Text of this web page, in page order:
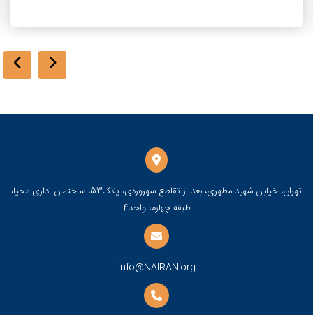
تهران، خیابان شهید مطهری، بعد از تقاطع سهروردی، پلاک53، ساختمان اداری محیا،
طبقه چهارم، واحد4
info@NAIRAN.org